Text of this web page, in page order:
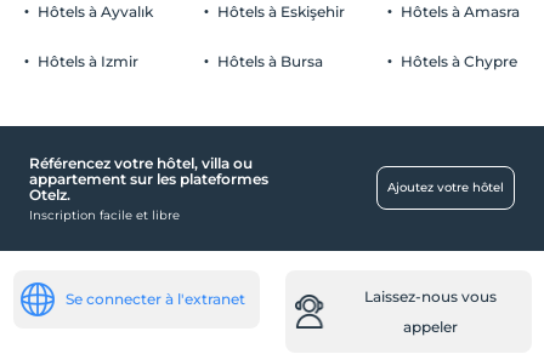
Hôtels à Ayvalık
Hôtels à Izmir
Hôtels à Eskişehir
Hôtels à Bursa
Hôtels à Amasra
Hôtels à Chypre
Référencez votre hôtel, villa ou
appartement sur les plateformes
Otelz.
Inscription facile et libre
Ajoutez votre hôtel
Se connecter à l'extranet
Laissez-nous vous
appeler